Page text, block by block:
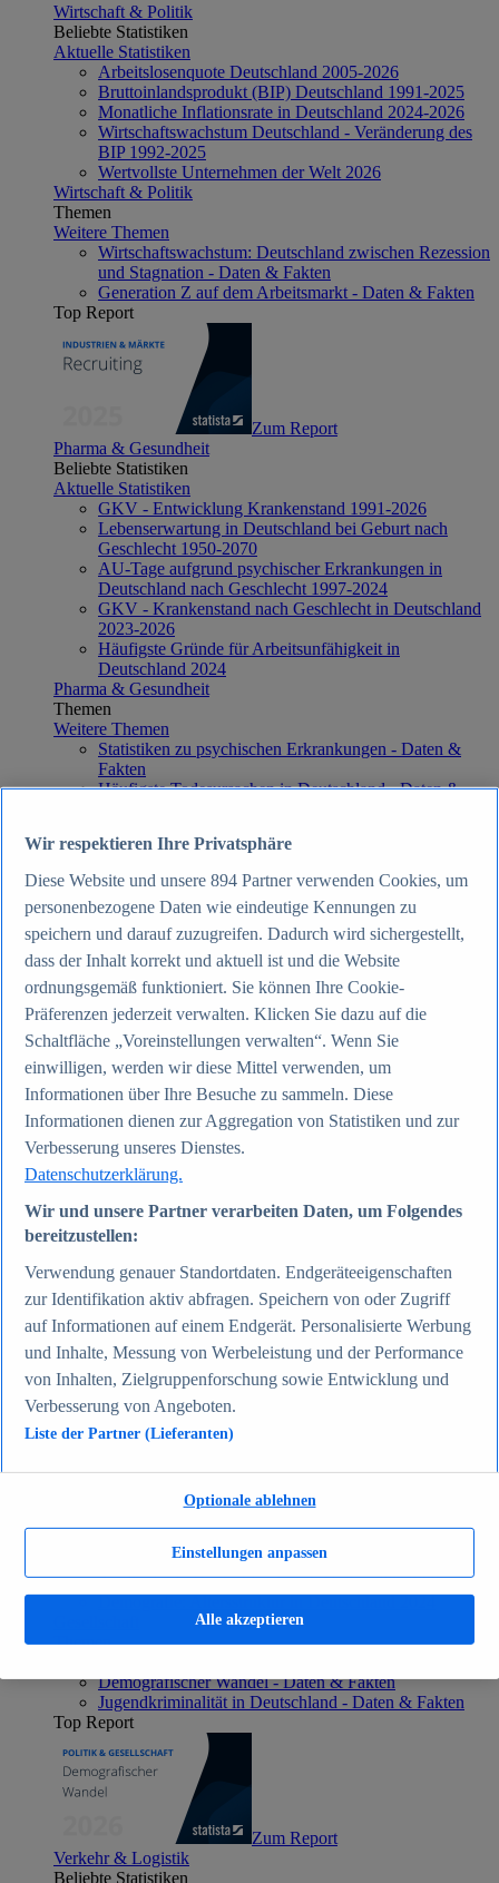
Wirtschaft & Politik
Beliebte Statistiken
Aktuelle Statistiken
Arbeitslosenquote Deutschland 2005-2026
Bruttoinlandsprodukt (BIP) Deutschland 1991-2025
Monatliche Inflationsrate in Deutschland 2024-2026
Wirtschaftswachstum Deutschland - Veränderung des
BIP 1992-2025
Wertvollste Unternehmen der Welt 2026
Wirtschaft & Politik
Themen
Weitere Themen
Wirtschaftswachstum: Deutschland zwischen Rezession
und Stagnation - Daten & Fakten
Generation Z auf dem Arbeitsmarkt - Daten & Fakten
Top Report
Zum Report
Pharma & Gesundheit
Beliebte Statistiken
Aktuelle Statistiken
GKV - Entwicklung Krankenstand 1991-2026
Lebenserwartung in Deutschland bei Geburt nach
Geschlecht 1950-2070
AU-Tage aufgrund psychischer Erkrankungen in
Deutschland nach Geschlecht 1997-2024
GKV - Krankenstand nach Geschlecht in Deutschland
2023-2026
Häufigste Gründe für Arbeitsunfähigkeit in
Deutschland 2024
Pharma & Gesundheit
Themen
Weitere Themen
Statistiken zu psychischen Erkrankungen - Daten &
Fakten
Häufigste Todesursachen in Deutschland - Daten &
Zum Report
Internet
Beliebte Statistiken
Aktuelle Statistiken
Anzahl der Social-Media-Nutzer weltweit 2012-2025
Social Networks mit den meisten Nutzern weltweit
2025
Soziale Netzwerke in Deutschland nach Generationen
2025
Instagram - Nutzung nach Alter und Geschlecht in
Deutschland 2025
Podcasts - Nutzung 2016-2025
Internet
Themen
Weitere Themen
Social Media - Daten & Fakten
TikTok - Daten & Fakten
Top Report
Gesellschaft
Beliebte Statistiken
Altersgruppen 2024
Bürgergeld in Deutschland 2005-2025
Ausländer in Deutschland nach Nationalität 2025
Themen
Demografischer Wandel - Daten & Fakten
Jugendkriminalität in Deutschland - Daten & Fakten
Top Report
Zum Report
Verkehr & Logistik
Beliebte Statistiken
Wir respektieren Ihre Privatsphäre
Diese Website und unsere 894 Partner verwenden Cookies, um
personenbezogene Daten wie eindeutige Kennungen zu
speichern und darauf zuzugreifen. Dadurch wird sichergestellt,
dass der Inhalt korrekt und aktuell ist und die Website
ordnungsgemäß funktioniert. Sie können Ihre Cookie-
Präferenzen jederzeit verwalten. Klicken Sie dazu auf die
Schaltfläche „Voreinstellungen verwalten“. Wenn Sie
einwilligen, werden wir diese Mittel verwenden, um
Informationen über Ihre Besuche zu sammeln. Diese
Informationen dienen zur Aggregation von Statistiken und zur
Verbesserung unseres Dienstes.
Datenschutzerklärung.
Wir und unsere Partner verarbeiten Daten, um Folgendes
bereitzustellen:
Verwendung genauer Standortdaten. Endgeräteeigenschaften
zur Identifikation aktiv abfragen. Speichern von oder Zugriff
auf Informationen auf einem Endgerät. Personalisierte Werbung
und Inhalte, Messung von Werbeleistung und der Performance
von Inhalten, Zielgruppenforschung sowie Entwicklung und
Verbesserung von Angeboten.
Liste der Partner (Lieferanten)
Einstellungen anpassen
Optionale ablehnen
Alle akzeptieren